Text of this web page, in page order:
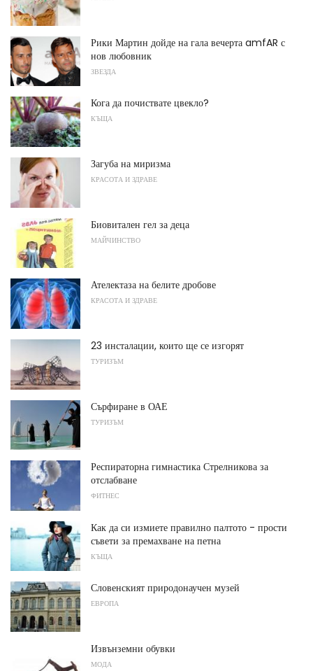
Рики Мартин дойде на гала вечерта amfAR с
нов любовник
ЗВЕЗДА
Кога да почиствате цвекло?
КЪЩА
Загуба на миризма
КРАСОТА И ЗДРАВЕ
Биовитален гел за деца
МАЙЧИНСТВО
Ателектаза на белите дробове
КРАСОТА И ЗДРАВЕ
23 инсталации, които ще се изгорят
ТУРИЗЪМ
Сърфиране в ОАЕ
ТУРИЗЪМ
Респираторна гимнастика Стрелникова за
отслабване
ФИТНЕС
Как да си измиете правилно палтото - прости
съвети за премахване на петна
КЪЩА
Словенският природонаучен музей
ЕВРОПА
Извънземни обувки
МОДА